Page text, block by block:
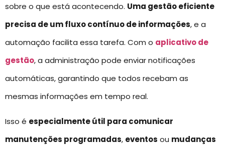
sobre o que está acontecendo. Uma gestão eficiente
precisa de um fluxo contínuo de informações, e a
automação facilita essa tarefa. Com o aplicativo de
gestão, a administração pode enviar notificações
automáticas, garantindo que todos recebam as
mesmas informações em tempo real.
Isso é especialmente útil para comunicar
manutenções programadas, eventos ou mudanças